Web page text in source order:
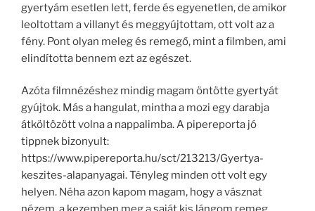
gyertyám esetlen lett, ferde és egyenetlen, de amikor
leoltottam a villanyt és meggyújtottam, ott volt az a
fény. Pont olyan meleg és remegő, mint a filmben, ami
elindította bennem ezt az egészet.
Azóta filmnézéshez mindig magam öntötte gyertyát
gyújtok. Más a hangulat, mintha a mozi egy darabja
átköltözött volna a nappalimba. A pipereporta jó
tippnek bizonyult:
https://www.pipereporta.hu/sct/213213/Gyertya-
keszites-alapanyagai. Tényleg minden ott volt egy
helyen. Néha azon kapom magam, hogy a vásznat